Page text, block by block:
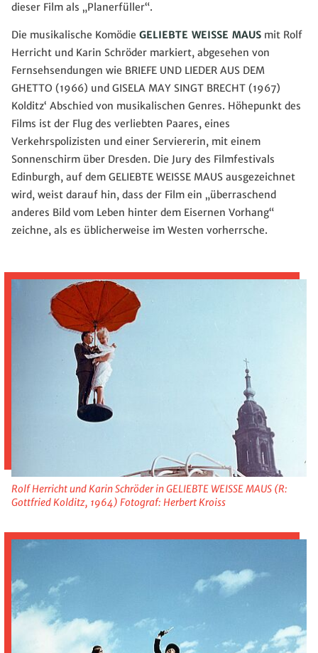
dieser Film als „Planerfüller“.
Die musikalische Komödie GELIEBTE WEISSE MAUS mit Rolf
Herricht und Karin Schröder markiert, abgesehen von
Fernsehsendungen wie BRIEFE UND LIEDER AUS DEM
GHETTO (1966) und GISELA MAY SINGT BRECHT (1967)
Kolditz‘ Abschied von musikalischen Genres. Höhepunkt des
Films ist der Flug des verliebten Paares, eines
Verkehrspolizisten und einer Serviererin, mit einem
Sonnenschirm über Dresden. Die Jury des Filmfestivals
Edinburgh, auf dem GELIEBTE WEISSE MAUS ausgezeichnet
wird, weist darauf hin, dass der Film ein „überraschend
anderes Bild vom Leben hinter dem Eisernen Vorhang“
zeichne, als es üblicherweise im Westen vorherrsche.
Rolf Herricht und Karin Schröder in GELIEBTE WEISSE MAUS (R:
Gottfried Kolditz, 1964) Fotograf: Herbert Kroiss